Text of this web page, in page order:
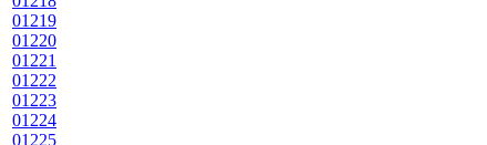
01219
01220
01221
01222
01223
01224
01225